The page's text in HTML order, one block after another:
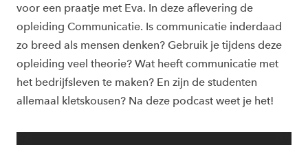
voor een praatje met Eva. In deze aflevering de
opleiding Communicatie. Is communicatie inderdaad
zo breed als mensen denken? Gebruik je tijdens deze
opleiding veel theorie? Wat heeft communicatie met
het bedrijfsleven te maken? En zijn de studenten
allemaal kletskousen? Na deze podcast weet je het!